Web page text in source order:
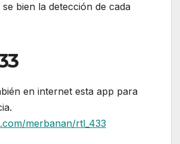
se bien la detección de cada
en internet esta app para
merbanan/rtl_433